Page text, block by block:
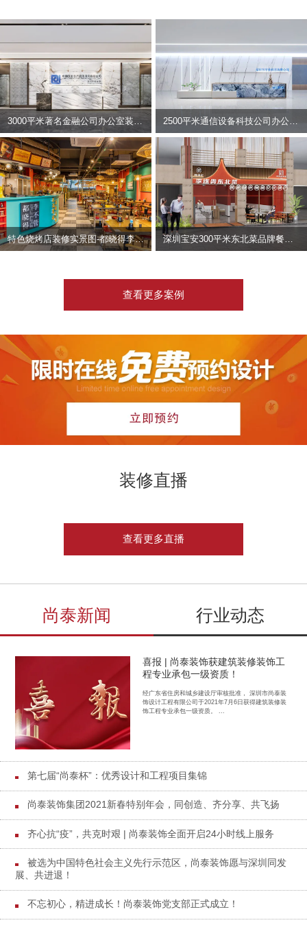
2500平米通信设备科技公司办公室设计 | 宇泰科技
特色烧烤店装修实景图-都晓得李不管
查看更多案例
装修直播
查看更多直播
尚泰新闻 行业动态
喜报 | 尚泰装饰获建筑装修装饰工
程专业承包一级资质！
经广东省住房和城乡建设厅审核批准， 深圳市尚泰装
饰设计工程有限公司于2021年7月6日获得建筑装修装
饰工程专业承包一级资质。 ...
第七届“尚泰杯”：优秀设计和工程项目集锦
尚泰装饰集团2021新春特别年会，同创造、齐分享、共飞扬
齐心抗“疫”，共克时艰 | 尚泰装饰全面开启24小时线上服务
被选为中国特色社会主义先行示范区，尚泰装饰愿与深圳同发
展、共进退！
不忘初心，精进成长！尚泰装饰党支部正式成立！